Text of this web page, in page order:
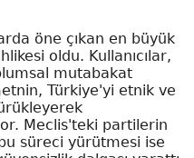
öne çıkan en büyük
oldu. Kullanıcılar,
mutabakat
Türkiye'yi etnik ve
Meclis'teki partilerin
süreci yürütmesi ise